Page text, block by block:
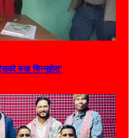
रुख चिन्नुहोस्’